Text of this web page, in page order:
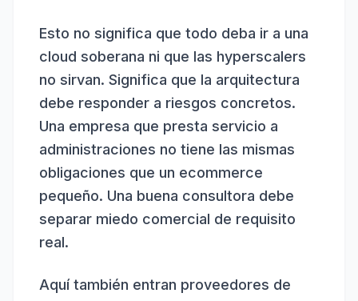
Esto no significa que todo deba ir a una
cloud soberana ni que las hyperscalers
no sirvan. Significa que la arquitectura
debe responder a riesgos concretos.
Una empresa que presta servicio a
administraciones no tiene las mismas
obligaciones que un ecommerce
pequeño. Una buena consultora debe
separar miedo comercial de requisito
real.
Aquí también entran proveedores de